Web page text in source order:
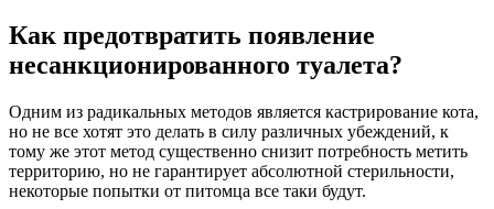
Как предотвратить появление
несанкционированного туалета?
Одним из радикальных методов является кастрирование кота,
но не все хотят это делать в силу различных убеждений, к
тому же этот метод существенно снизит потребность метить
территорию, но не гарантирует абсолютной стерильности,
некоторые попытки от питомца все таки будут.